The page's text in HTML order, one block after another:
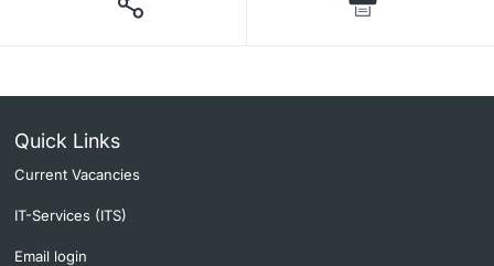
Quick Links
Current Vacancies
IT-Services (ITS)
Email login